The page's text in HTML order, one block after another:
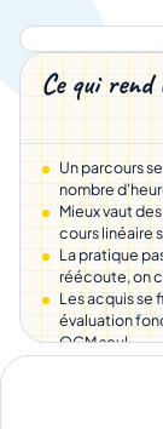
Ce qui rend
Un parcours
nombre
Mieux vaut
cours linéaire
La pratique
réécoute, on
Les acquis se
évaluation
QCM seul.